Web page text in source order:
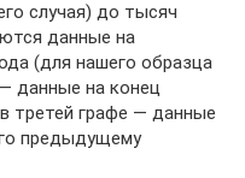
случая) до тысяч
данные на
(для нашего образца
данные на конец
третей графе — данные
предыдущему